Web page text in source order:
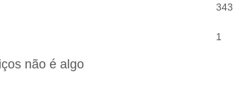
não é algo
343
1